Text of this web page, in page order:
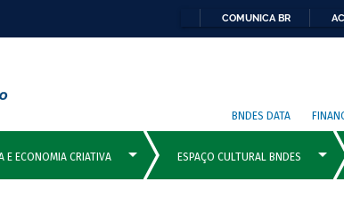
COMUNICA BR
BNDES DATA